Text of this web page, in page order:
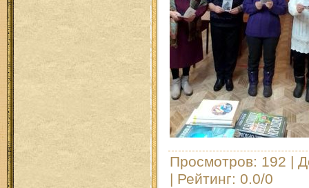
Просмотров: 192 |
| Рейтинг: 0.0/0